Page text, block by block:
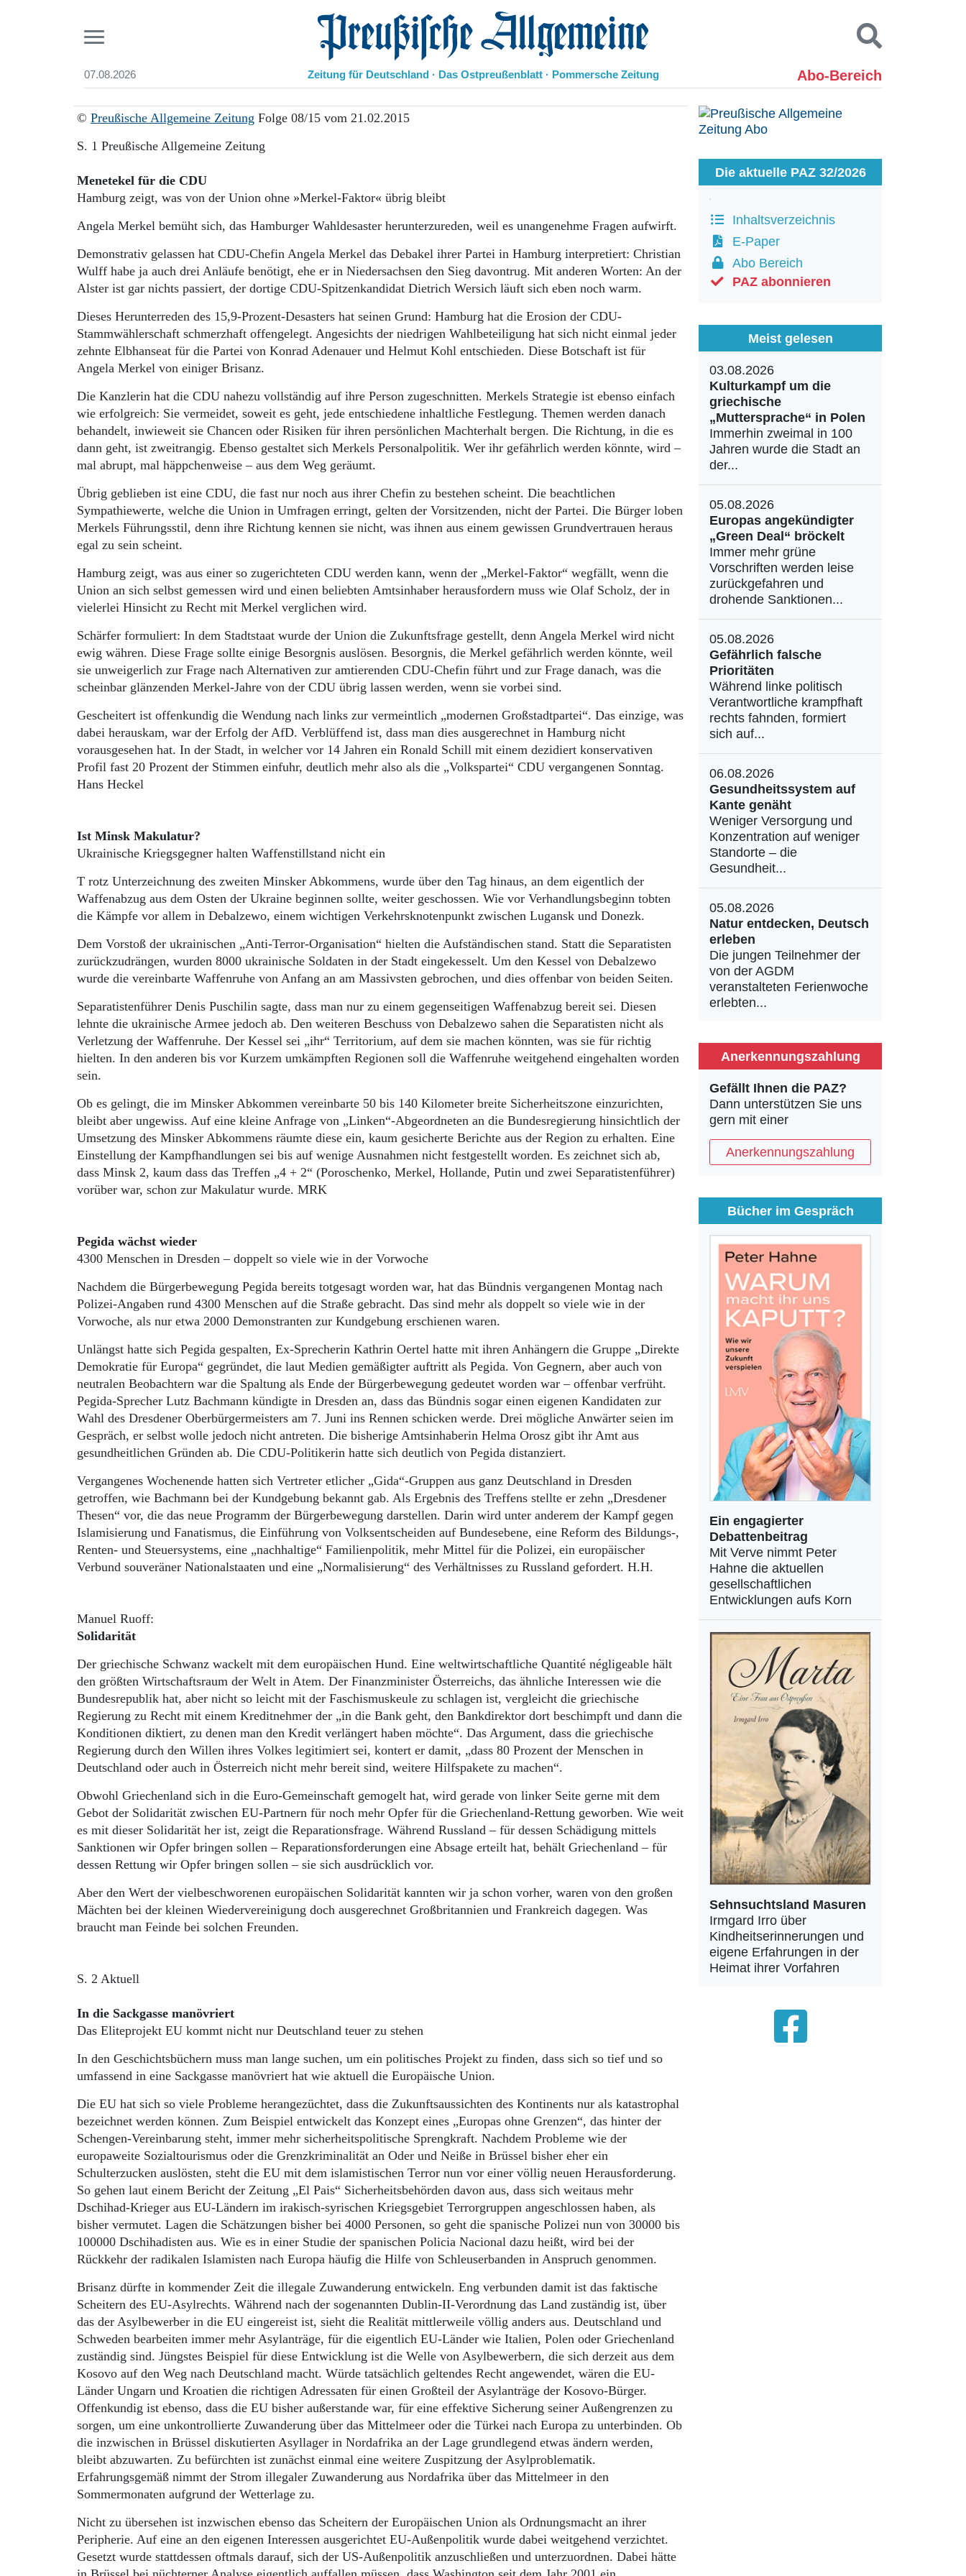
07.08.2026 Preußische Allgemeine Zeitung
Zeitung für Deutschland · Das Ostpreußenblatt · Pommersche Zeitung Abo-Bereich
Start
Wer wir sind
Aktuelle Ausgabe
Abonnent werden
Abo Prämien
Archiv
Mediadaten
Ostpreußen
Berlin-Brandenburg
Schlesien
Danzig und Westpreußen
Kontakt
Suchen und finden
© Preußische Allgemeine Zeitung Folge 08/15 vom 21.02.2015
S. 1 Preußische Allgemeine Zeitung
Menetekel für die CDU
Hamburg zeigt, was von der Union ohne »Merkel-Faktor« übrig bleibt
Angela Merkel bemüht sich, das Hamburger Wahldesaster herunterzureden, weil es unangenehme Fragen aufwirft.
Demonstrativ gelassen hat CDU-Chefin Angela Merkel das Debakel ihrer Partei in Hamburg interpretiert: Christian
Wulff habe ja auch drei Anläufe benötigt, ehe er in Niedersachsen den Sieg davontrug. Mit anderen Worten: An der
Alster ist gar nichts passiert, der dortige CDU-Spitzenkandidat Dietrich Wersich läuft sich eben noch warm.
Dieses Herunterreden des 15,9-Prozent-Desasters hat seinen Grund: Hamburg hat die Erosion der CDU-
Stammwählerschaft schmerzhaft offengelegt. Angesichts der niedrigen Wahlbeteiligung hat sich nicht einmal jeder
zehnte Elbhanseat für die Partei von Konrad Adenauer und Helmut Kohl entschieden. Diese Botschaft ist für
Angela Merkel von einiger Brisanz.
Die Kanzlerin hat die CDU nahezu vollständig auf ihre Person zugeschnitten. Merkels Strategie ist ebenso einfach
wie erfolgreich: Sie vermeidet, soweit es geht, jede entschiedene inhaltliche Festlegung. Themen werden danach
behandelt, inwieweit sie Chancen oder Risiken für ihren persönlichen Machterhalt bergen. Die Richtung, in die es
dann geht, ist zweitrangig. Ebenso gestaltet sich Merkels Personalpolitik. Wer ihr gefährlich werden könnte, wird –
mal abrupt, mal häppchenweise – aus dem Weg geräumt.
Übrig geblieben ist eine CDU, die fast nur noch aus ihrer Chefin zu bestehen scheint. Die beachtlichen
Sympathiewerte, welche die Union in Umfragen erringt, gelten der Vorsitzenden, nicht der Partei. Die Bürger loben
Merkels Führungsstil, denn ihre Richtung kennen sie nicht, was ihnen aus einem gewissen Grundvertrauen heraus
egal zu sein scheint.
Hamburg zeigt, was aus einer so zugerichteten CDU werden kann, wenn der „Merkel-Faktor“ wegfällt, wenn die
Union an sich selbst gemessen wird und einen beliebten Amtsinhaber herausfordern muss wie Olaf Scholz, der in
vielerlei Hinsicht zu Recht mit Merkel verglichen wird.
Schärfer formuliert: In dem Stadtstaat wurde der Union die Zukunftsfrage gestellt, denn Angela Merkel wird nicht
ewig währen. Diese Frage sollte einige Besorgnis auslösen. Besorgnis, die Merkel gefährlich werden könnte, weil
sie unweigerlich zur Frage nach Alternativen zur amtierenden CDU-Chefin führt und zur Frage danach, was die
scheinbar glänzenden Merkel-Jahre von der CDU übrig lassen werden, wenn sie vorbei sind.
Gescheitert ist offenkundig die Wendung nach links zur vermeintlich „modernen Großstadtpartei“. Das einzige, was
dabei herauskam, war der Erfolg der AfD. Verblüffend ist, dass man dies ausgerechnet in Hamburg nicht
vorausgesehen hat. In der Stadt, in welcher vor 14 Jahren ein Ronald Schill mit einem dezidiert konservativen
Profil fast 20 Prozent der Stimmen einfuhr, deutlich mehr also als die „Volkspartei“ CDU vergangenen Sonntag.
Hans Heckel
Ist Minsk Makulatur?
Ukrainische Kriegsgegner halten Waffenstillstand nicht ein
T rotz Unterzeichnung des zweiten Minsker Abkommens, wurde über den Tag hinaus, an dem eigentlich der
Waffenabzug aus dem Osten der Ukraine beginnen sollte, weiter geschossen. Wie vor Verhandlungsbeginn tobten
die Kämpfe vor allem in Debalzewo, einem wichtigen Verkehrsknotenpunkt zwischen Lugansk und Donezk.
Dem Vorstoß der ukrainischen „Anti-Terror-Organisation“ hielten die Aufständischen stand. Statt die Separatisten
zurückzudrängen, wurden 8000 ukrainische Soldaten in der Stadt eingekesselt. Um den Kessel von Debalzewo
wurde die vereinbarte Waffenruhe von Anfang an am Massivsten gebrochen, und dies offenbar von beiden Seiten.
Separatistenführer Denis Puschilin sagte, dass man nur zu einem gegenseitigen Waffenabzug bereit sei. Diesen
lehnte die ukrainische Armee jedoch ab. Den weiteren Beschuss von Debalzewo sahen die Separatisten nicht als
Verletzung der Waffenruhe. Der Kessel sei „ihr“ Territorium, auf dem sie machen könnten, was sie für richtig
hielten. In den anderen bis vor Kurzem umkämpften Regionen soll die Waffenruhe weitgehend eingehalten worden
sein.
Ob es gelingt, die im Minsker Abkommen vereinbarte 50 bis 140 Kilometer breite Sicherheitszone einzurichten,
bleibt aber ungewiss. Auf eine kleine Anfrage von „Linken“-Abgeordneten an die Bundesregierung hinsichtlich der
Umsetzung des Minsker Abkommens räumte diese ein, kaum gesicherte Berichte aus der Region zu erhalten. Eine
Einstellung der Kampfhandlungen sei bis auf wenige Ausnahmen nicht festgestellt worden. Es zeichnet sich ab,
dass Minsk 2, kaum dass das Treffen „4 + 2“ (Poroschenko, Merkel, Hollande, Putin und zwei Separatistenführer)
vorüber war, schon zur Makulatur wurde. MRK
Pegida wächst wieder
4300 Menschen in Dresden – doppelt so viele wie in der Vorwoche
Nachdem die Bürgerbewegung Pegida bereits totgesagt worden war, hat das Bündnis vergangenen Montag nach
Polizei-Angaben rund 4300 Menschen auf die Straße gebracht. Das sind mehr als doppelt so viele wie in der
Vorwoche, als nur etwa 2000 Demonstranten zur Kundgebung erschienen waren.
Unlängst hatte sich Pegida gespalten, Ex-Sprecherin Kathrin Oertel hatte mit ihren Anhängern die Gruppe „Direkte
Demokratie für Europa“ gegründet, die laut Medien gemäßigter auftritt als Pegida. Von Gegnern, aber auch von
neutralen Beobachtern war die Spaltung als Ende der Bürgerbewegung gedeutet worden war – offenbar verfrüht.
Pegida-Sprecher Lutz Bachmann kündigte in Dresden an, dass das Bündnis sogar einen eigenen Kandidaten zur
Wahl des Dresdener Oberbürgermeisters am 7. Juni ins Rennen schicken werde. Drei mögliche Anwärter seien im
Gespräch, er selbst wolle jedoch nicht antreten. Die bisherige Amtsinhaberin Helma Orosz gibt ihr Amt aus
gesundheitlichen Gründen ab. Die CDU-Politikerin hatte sich deutlich von Pegida distanziert.
Vergangenes Wochenende hatten sich Vertreter etlicher „Gida“-Gruppen aus ganz Deutschland in Dresden
getroffen, wie Bachmann bei der Kundgebung bekannt gab. Als Ergebnis des Treffens stellte er zehn „Dresdener
Thesen“ vor, die das neue Programm der Bürgerbewegung darstellen. Darin wird unter anderem der Kampf gegen
Islamisierung und Fanatismus, die Einführung von Volksentscheiden auf Bundesebene, eine Reform des Bildungs-,
Renten- und Steuersystems, eine „nachhaltige“ Familienpolitik, mehr Mittel für die Polizei, ein europäischer
Verbund souveräner Nationalstaaten und eine „Normalisierung“ des Verhältnisses zu Russland gefordert. H.H.
Manuel Ruoff:
Solidarität
Der griechische Schwanz wackelt mit dem europäischen Hund. Eine weltwirtschaftliche Quantité né­gligeable hält
den größten Wirtschaftsraum der Welt in Atem. Der Finanzminister Österreichs, das ähnliche Interessen wie die
Bundesrepublik hat, aber nicht so leicht mit der Faschismuskeule zu schlagen ist, vergleicht die griechische
Regierung zu Recht mit einem Kreditnehmer der „in die Bank geht, den Bankdirektor dort beschimpft und dann die
Konditionen diktiert, zu denen man den Kredit verlängert haben möchte“. Das Argument, dass die griechische
Regierung durch den Willen ihres Volkes legitimiert sei, kontert er damit, „dass 80 Prozent der Menschen in
Deutschland oder auch in Österreich nicht mehr bereit sind, weitere Hilfspakete zu machen“.
Obwohl Griechenland sich in die Euro-Gemeinschaft gemogelt hat, wird gerade von linker Seite gerne mit dem
Gebot der Solidarität zwischen EU-Partnern für noch mehr Opfer für die Griechenland-Rettung geworben. Wie weit
es mit dieser Solidarität her ist, zeigt die Reparationsfrage. Während Russland – für dessen Schädigung mittels
Sanktionen wir Opfer bringen sollen – Reparationsforderungen eine Absage erteilt hat, behält Griechenland – für
dessen Rettung wir Opfer bringen sollen – sie sich ausdrücklich vor.
Aber den Wert der vielbeschworenen europäischen Solidarität kannten wir ja schon vorher, waren von den großen
Mächten bei der kleinen Wiedervereinigung doch ausgerechnet Großbritannien und Frankreich dagegen. Was
braucht man Feinde bei solchen Freunden.
S. 2 Aktuell
In die Sackgasse manövriert
Das Eliteprojekt EU kommt nicht nur Deutschland teuer zu stehen
In den Geschichtsbüchern muss man lange suchen, um ein politisches Projekt zu finden, dass sich so tief und so
umfassend in eine Sackgasse manövriert hat wie aktuell die Europäische Union.
Die EU hat sich so viele Probleme herangezüchtet, dass die Zukunftsaussichten des Kontinents nur als katastrophal
bezeichnet werden können. Zum Beispiel entwickelt das Konzept eines „Europas ohne Grenzen“, das hinter der
Schengen-Vereinbarung steht, immer mehr sicherheitspolitische Sprengkraft. Nachdem Probleme wie der
europaweite Sozialtourismus oder die Grenzkriminalität an Oder und Neiße in Brüssel bisher eher ein
Schulterzucken auslösten, steht die EU mit dem islamistischen Terror nun vor einer völlig neuen Herausforderung.
So gehen laut einem Bericht der Zeitung „El Pais“ Sicherheitsbehörden davon aus, dass sich weitaus mehr
Dschihad-Krieger aus EU-Ländern im irakisch-syrischen Kriegsgebiet Terrorgruppen angeschlossen haben, als
bisher vermutet. Lagen die Schätzungen bisher bei 4000 Personen, so geht die spanische Polizei nun von 30000 bis
100000 Dschihadisten aus. Wie es in einer Studie der spanischen Policia Nacional dazu heißt, wird bei der
Rückkehr der radikalen Islamisten nach Europa häufig die Hilfe von Schleuserbanden in Anspruch genommen.
Brisanz dürfte in kommender Zeit die illegale Zuwanderung entwickeln. Eng verbunden damit ist das faktische
Scheitern des EU-Asylrechts. Während nach der sogenannten Dublin-II-Verordnung das Land zuständig ist, über
das der Asylbewerber in die EU eingereist ist, sieht die Realität mittlerweile völlig anders aus. Deutschland und
Schweden bearbeiten immer mehr Asylanträge, für die eigentlich EU-Länder wie Italien, Polen oder Griechenland
zuständig sind. Jüngstes Beispiel für diese Entwicklung ist die Welle von Asylbewerbern, die sich derzeit aus dem
Kosovo auf den Weg nach Deutschland macht. Würde tatsächlich geltendes Recht angewendet, wären die EU-
Länder Ungarn und Kroatien die richtigen Adressaten für einen Großteil der Asylanträge der Kosovo-Bürger.
Offenkundig ist ebenso, dass die EU bisher außerstande war, für eine effektive Sicherung seiner Außengrenzen zu
sorgen, um eine unkontrollierte Zuwanderung über das Mittelmeer oder die Türkei nach Europa zu unterbinden. Ob
die inzwischen in Brüssel diskutierten Asyllager in Nordafrika an der Lage grundlegend etwas ändern werden,
bleibt abzuwarten. Zu befürchten ist zunächst einmal eine weitere Zuspitzung der Asylproblematik.
Erfahrungsgemäß nimmt der Strom illegaler Zuwanderung aus Nordafrika über das Mittelmeer in den
Sommermonaten aufgrund der Wetterlage zu.
Nicht zu übersehen ist inzwischen ebenso das Scheitern der Europäischen Union als Ordnungsmacht an ihrer
Peripherie. Auf eine an den eigenen Interessen ausgerichtet EU-Außenpolitik wurde dabei weitgehend verzichtet.
Gesetzt wurde stattdessen oftmals darauf, sich der US-Außenpolitik anzuschließen und unterzuordnen. Dabei hätte
Die aktuelle PAZ 32/2026
Inhaltsverzeichnis
E-Paper
Abo Bereich
PAZ abonnieren
Meist gelesen
03.08.2026
Kulturkampf um die
griechische
„Muttersprache“ in Polen
Immerhin zweimal in 100
Jahren wurde die Stadt an
der...
05.08.2026
Europas angekündigter
„Green Deal“ bröckelt
Immer mehr grüne
Vorschriften werden leise
zurückgefahren und
drohende Sanktionen...
05.08.2026
Gefährlich falsche
Prioritäten
Während linke politisch
Verantwortliche krampfhaft
rechts fahnden, formiert
sich auf...
06.08.2026
Gesundheitssystem auf
Kante genäht
Weniger Versorgung und
Konzentration auf weniger
Standorte – die
Gesundheit...
05.08.2026
Natur entdecken, Deutsch
erleben
Die jungen Teilnehmer der
von der AGDM
veranstalteten Ferienwoche
erlebten...
Anerkennungszahlung
Gefällt Ihnen die PAZ?
Dann unterstützen Sie uns
gern mit einer
Anerkennungszahlung
Bücher im Gespräch
Ein engagierter
Debattenbeitrag
Mit Verve nimmt Peter
Hahne die aktuellen
gesellschaftlichen
Entwicklungen aufs Korn
Sehnsuchtsland Masuren
Irmgard Irro über
Kindheitserinnerungen und
eigene Erfahrungen in der
Heimat ihrer Vorfahren